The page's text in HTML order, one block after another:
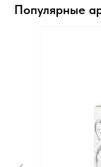
Популярные